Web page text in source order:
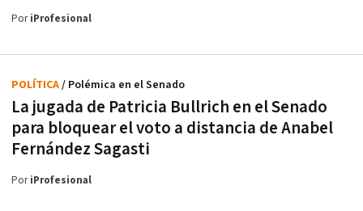
PoriProfesional
La jugada de Patricia Bullrich en el Senado
para bloquear el voto a distancia de Anabel
Fernández Sagasti
POLÍTICA/ Polémica en el Senado
PoriProfesional